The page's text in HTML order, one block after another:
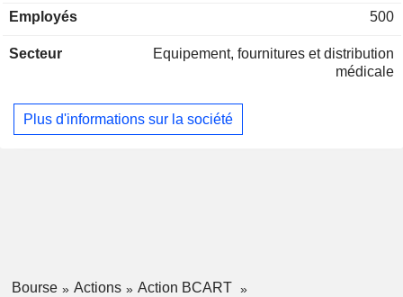
permettant de délivrer des résultats dans un délai compris
Employés 500
Secteur
Equipement, fournitures et distribution
médicale
Plus d'informations sur la société
Bourse Actions
Action BCART